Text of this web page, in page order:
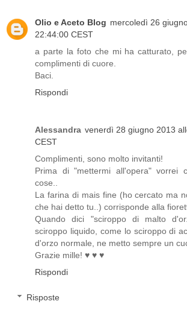
Olio e Aceto Blog mercoledì 26
22:44:00 CEST
a parte la foto che mi ha catturato,
complimenti di cuore.
Baci.
Rispondi
Alessandra venerdì 28 giugno 2013
CEST
Complimenti, sono molto invitanti!
Prima di "mettermi all'opera" vorrei
cose..
La farina di mais fine (ho cercato ma
che hai detto tu..) corrisponde alla
Quando dici "sciroppo di malto
sciroppo liquido, come lo sciroppo di
d'orzo normale, ne metto sempre un
Grazie mille! ♥ ♥ ♥
Rispondi
Risposte